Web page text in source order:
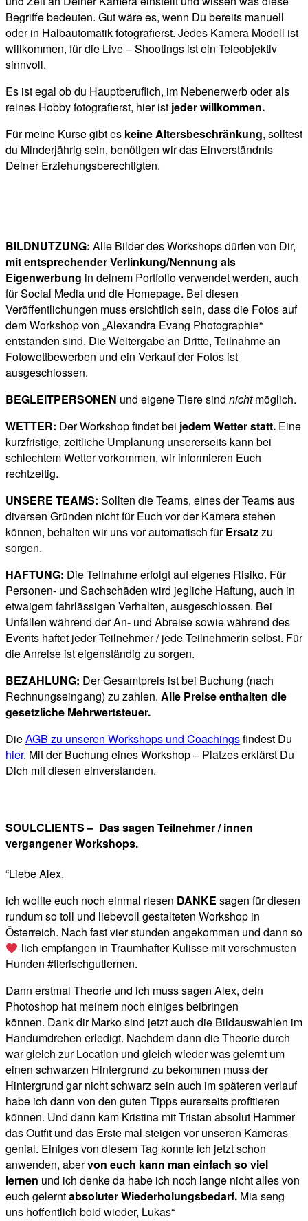
Begriffe bedeuten. Gut wäre es, wenn Du bereits manuell
oder in Halbautomatik fotografierst. Jedes Kamera Modell ist
willkommen, für die Live – Shootings ist ein Teleobjektiv
sinnvoll.
Es ist egal ob du Hauptberuflich, im Nebenerwerb oder als
reines Hobby fotografierst, hier ist jeder willkommen.
Für meine Kurse gibt es keine Altersbeschränkung, solltest
du Minderjährig sein, benötigen wir das Einverständnis
Deiner Erziehungsberechtigten.
BILDNUTZUNG: Alle Bilder des Workshops dürfen von Dir,
mit entsprechender Verlinkung/Nennung als
Eigenwerbung in deinem Portfolio verwendet werden, auch
für Social Media und die Homepage. Bei diesen
Veröffentlichungen muss ersichtlich sein, dass die Fotos auf
dem Workshop von „Alexandra Evang Photographie“
entstanden sind. Die Weitergabe an Dritte, Teilnahme an
Fotowettbewerben und ein Verkauf der Fotos ist
ausgeschlossen.
BEGLEITPERSONEN und eigene Tiere sind nichtmöglich.
WETTER: Der Workshop findet bei jedem Wetter statt. Eine
kurzfristige, zeitliche Umplanung unsererseits kann bei
schlechtem Wetter vorkommen, wir informieren Euch
rechtzeitig.
UNSERE TEAMS: Sollten die Teams, eines der Teams aus
diversen Gründen nicht für Euch vor der Kamera stehen
können, behalten wir uns vor automatisch fürErsatzzu
sorgen.
HAFTUNG: Die Teilnahme erfolgt auf eigenes Risiko. Für
Personen- und Sachschäden wird jegliche Haftung, auch in
etwaigem fahrlässigen Verhalten, ausgeschlossen. Bei
Unfällen während der An- und Abreise sowie während des
Events haftet jeder Teilnehmer / jede Teilnehmerin selbst. Für
die Anreise ist eigenständig zu sorgen.
BEZAHLUNG: Der Gesamtpreis ist bei Buchung (nach
Rechnungseingang) zu zahlen. Alle Preise enthalten die
gesetzliche Mehrwertsteuer.
DieAGB zu unseren Workshops und Coachingsfindest Du
hier. Mit der Buchung eines Workshop – Platzes erklärst Du
Dich mit diesen einverstanden.
SOULCLIENTS – Das sagen Teilnehmer / innen
vergangener Workshops.
“Liebe Alex,
ich wollte euch noch einmal riesen DANKE sagen für diesen
rundum so toll und liebevoll gestalteten Workshop in
Österreich. Nach fast vier stunden angekommen und dann so
-lich empfangen in Traumhafter Kulisse mit verschmusten
Hunden #tierischgutlernen.
Dann erstmal Theorie und ich muss sagen Alex, dein
Photoshop hat meinem noch einiges beibringen
können. Dank dir Marko sind jetzt auch die Bildauswahlen im
Handumdrehen erledigt. Nachdem dann die Theorie durch
war gleich zur Location und gleich wieder was gelernt um
einen schwarzen Hintergrund zu bekommen muss der
Hintergrund gar nicht schwarz sein auch im späteren verlauf
habe ich dann von den guten Tipps eurerseits profitieren
können. Und dann kam Kristina mit Tristan absolut Hammer
das Outfit und das Erste mal steigen vor unseren Kameras
genial. Einiges von diesem Tag konnte ich jetzt schon
anwenden, abervon euch kann man einfach so viel
lernen und ich denke da habe ich noch lange nicht alles von
euch gelerntabsoluter Wiederholungsbedarf. Mia seng
uns hoffentlich boid wieder, Lukas“